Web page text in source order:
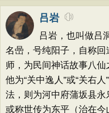
吕岩
吕岩，也叫做吕
名喦，号纯阳子，自称回
师，为民间神话故事八
他为“关中逸人”或“关右
法，则为河中府蒲坂县永
或称世传为东平（治在今